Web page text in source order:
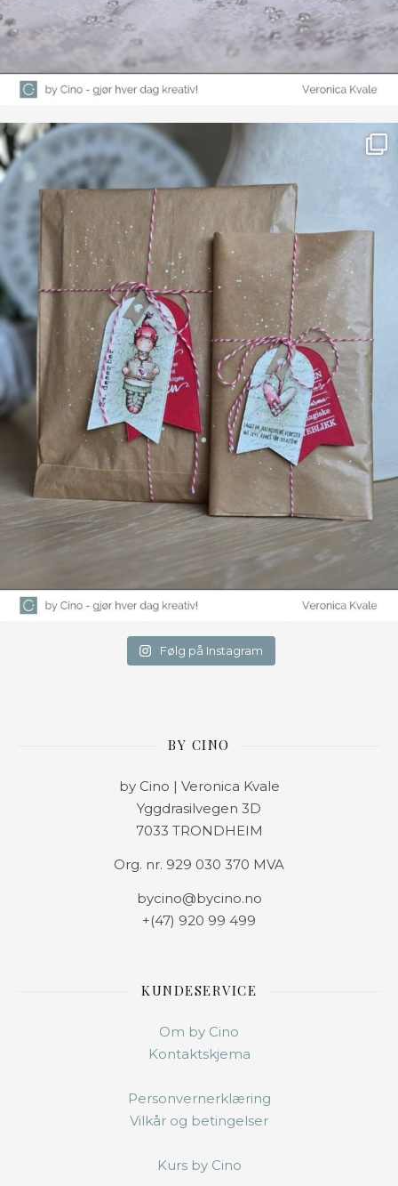
Farge
Følg på Instagram
BY CINO
by Cino | Veronica Kvale
Yggdrasilvegen 3D
7033 TRONDHEIM
Org. nr. 929 030 370 MVA
bycino@bycino.no
+(47) 920 99 499
KUNDESERVICE
Om by Cino
Kontaktskjema
Personvernerklæring
Vilkår og betingelser
Kurs by Cino